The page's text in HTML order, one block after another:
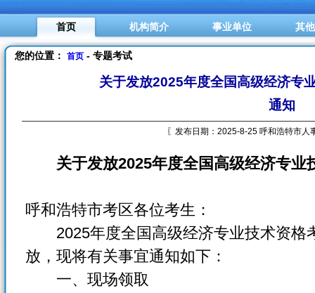
首页 机构简介 事业单位 其
您的位置： 首页- 专题考试
关于发放2025年度全国高级经济专
通知
〖发布日期：2025-8-25 呼和浩特市人
关于发放2025年度全国高级经济专业
呼和浩特市考区各位考生：
2025年度全国高级经济专业技术资格
放，现将有关事宜通知如下：
一、现场领取